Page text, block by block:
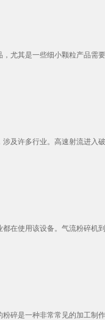
尤其是一些细小颗粒产品
及许多行业。高速射流进
在使用该设备。气流粉碎
碎是一种非常常见的加工